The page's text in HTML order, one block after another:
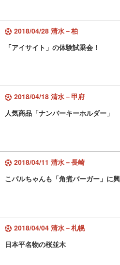
2018/04/28 清水－柏
「アイサイト」の体験試乗会！
2018/04/18 清水－甲府
人気商品「ナンバーキーホルダー」
2018/04/11 清水－長崎
こパルちゃんも「角煮バーガー」に
2018/04/04 清水－札幌
日本平名物の桜並木